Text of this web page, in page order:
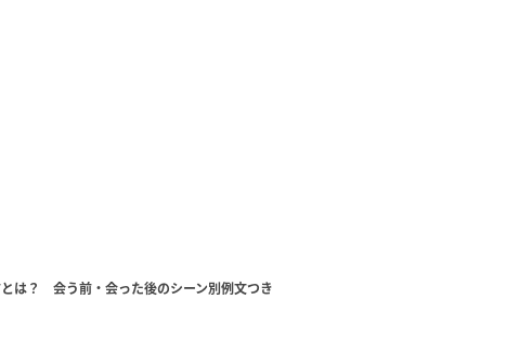
は？ 会う前・会った後のシーン別例文つき